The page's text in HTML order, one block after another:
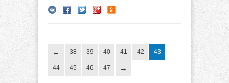
38 39 40 41 42 43
44 45 46 47